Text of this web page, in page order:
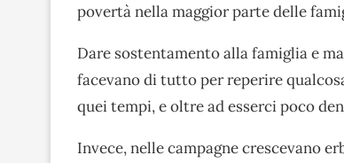
povertà nella maggior parte delle
Dare sostentamento alla famiglia e
facevano di tutto per reperire
quei tempi, e oltre ad esserci poco
Invece, nelle campagne crescevano